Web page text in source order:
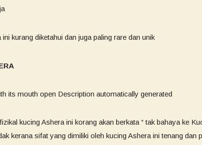
kurang diketahui dan juga paling rare dan unik
kucing Ashera ini korang akan berkata “ tak bahaya ke
kerana sifat yang dimiliki oleh kucing Ashera ini tenang dan